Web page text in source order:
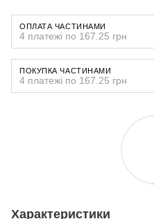
ОПЛАТА ЧАСТИНАМИ
4 платежі по 167.25 грн
ПОКУПКА ЧАСТИНАМИ
4 платежі по 167.25 грн
Характеристики